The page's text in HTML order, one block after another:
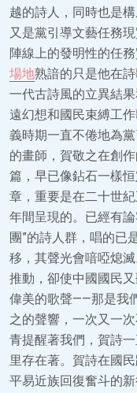
越的詩人，同時也是
又是黨引導文藝任務
陣線上的發明性的任
場地熟諳的只是他在
一代古詩風的立異結
遠幻想和國民束縛工
義時期一直不倦地為
的畫師，賀敬之在創
篇，早已像鉆石一樣
章，重要是在二十世
年間呈現的。已經有
團”的詩人群，唱的已
移，其聲光會喑啞熄
推動，卻使中國國民
偉美的歌聲——那是我
之的聲響，一次又一
青提醒著我們，賀詩
里存在著。賀詩在國
平易近族回復奮斗的